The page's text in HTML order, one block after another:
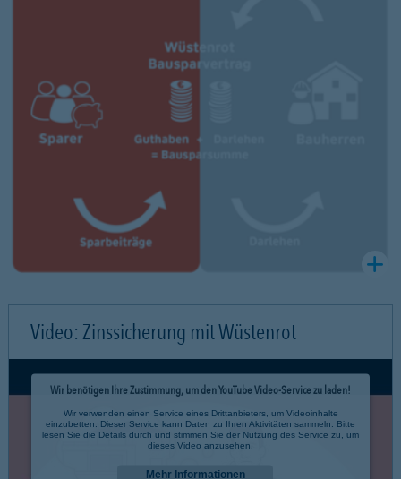
Video: Zinssicherung mit Wüstenrot
Wir benötigen Ihre Zustimmung, um den YouTube Video-Service zu laden!
Wir verwenden einen Service eines Drittanbieters, um Videoinhalte
einzubetten. Dieser Service kann Daten zu Ihren Aktivitäten sammeln. Bitte
lesen Sie die Details durch und stimmen Sie der Nutzung des Service zu, um
dieses Video anzusehen.
Mehr Informationen